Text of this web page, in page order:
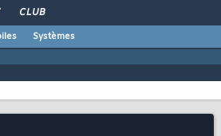
CLUB
Systèmes